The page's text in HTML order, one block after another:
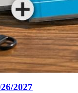
2027